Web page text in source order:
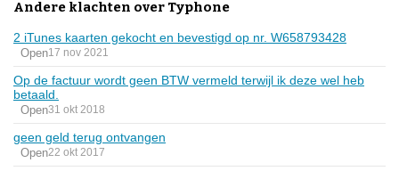
Andere klachten over Typhone
2 iTunes kaarten gekocht en bevestigd op nr. W658793428
Open17 nov 2021
Op de factuur wordt geen BTW vermeld terwijl ik deze wel heb
betaald.
Open31 okt 2018
geen geld terug ontvangen
Open22 okt 2017